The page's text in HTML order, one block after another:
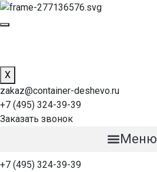
X
zakaz@container-deshevo.ru
+7 (495) 324-39-39
Заказать звонок
Меню
+7 (495) 324-39-39